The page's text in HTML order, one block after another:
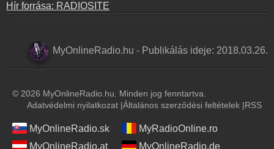
Hír forrása: RADIOSITE
MyOnlineRadio.hu - Publikálás ideje: 2018.03.26.
© 2026 MyOnlineRadio.hu. Minden jog fenntartva.
Adatvédelmi nyilatkozat |Általános szerződési feltételek |RSS
MyOnlineRadio.sk
MyRadioOnline.ro
MyOnlineRadio.at
MyOnlineRadio.de